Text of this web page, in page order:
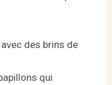
des brins de
qui